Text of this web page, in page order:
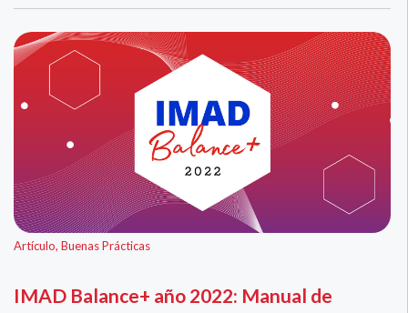
Artículo, Buenas Prácticas
IMAD Balance+ año 2022: Manual de